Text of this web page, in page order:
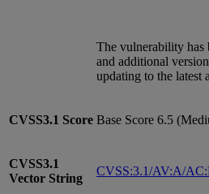
The vulnerability has
and additional
updating to the latest
CVSS3.1 Score Base Score 6.5
CVSS3.1
Vector String
CVSS:3.1/AV:A/